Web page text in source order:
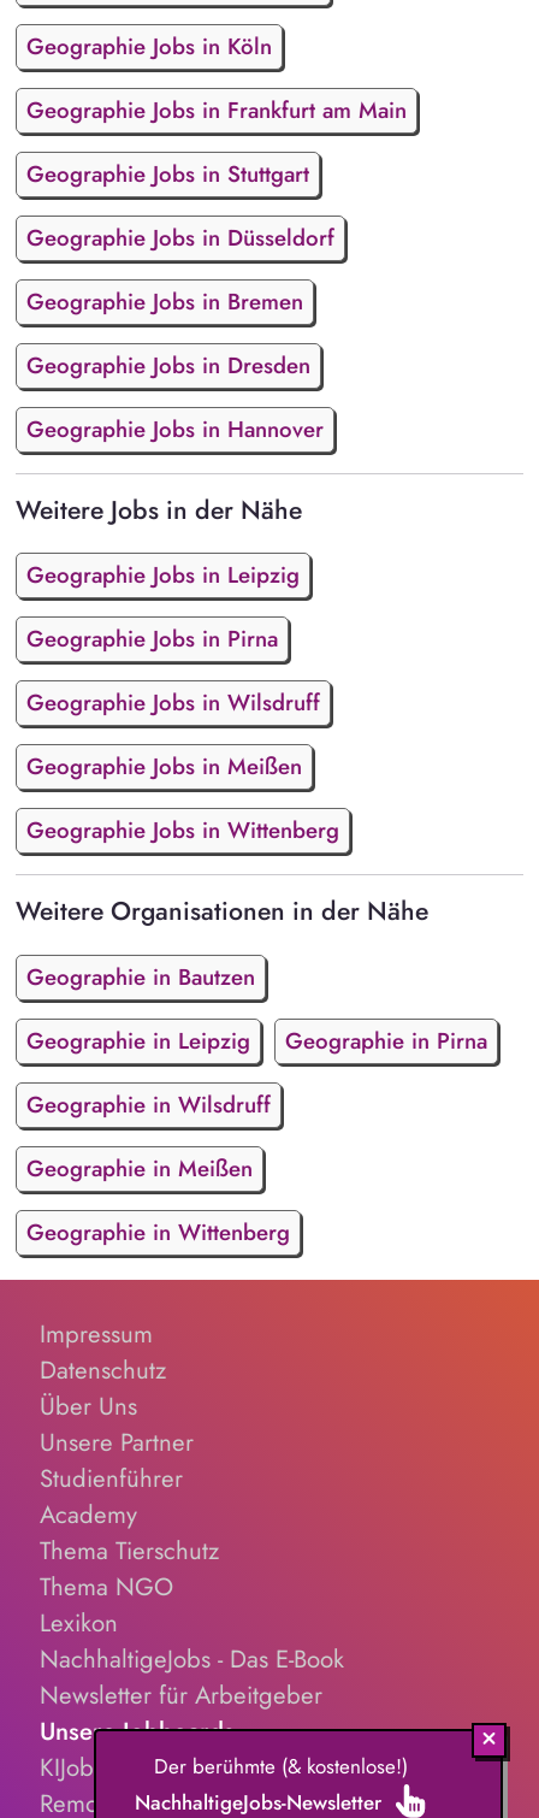
Geographie Jobs in Köln
Geographie Jobs in Frankfurt am Main
Geographie Jobs in Stuttgart
Geographie Jobs in Düsseldorf
Geographie Jobs in Bremen
Geographie Jobs in Dresden
Geographie Jobs in Hannover
Weitere Jobs in der Nähe
Geographie Jobs in Leipzig
Geographie Jobs in Pirna
Geographie Jobs in Wilsdruff
Geographie Jobs in Meißen
Geographie Jobs in Wittenberg
Weitere Organisationen in der Nähe
Geographie in Bautzen
Geographie in Leipzig
Geographie in Pirna
Geographie in Wilsdruff
Geographie in Meißen
Geographie in Wittenberg
Impressum
Datenschutz
Über Uns
Unsere Partner
Studienführer
Academy
Thema Tierschutz
Thema NGO
Lexikon
NachhaltigeJobs - Das E-Book
Newsletter für Arbeitgeber
Unsere Jobboards
KIJobs.de
RemoteJobs.de
Der berühmte (& kostenlose!)
NachhaltigeJobs-Newsletter